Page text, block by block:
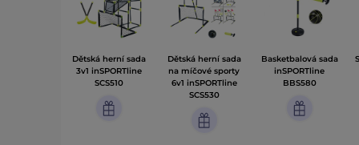
Dětská herní sada
3v1 inSPORTline
SCS510
Dětská herní sada
na míčové sporty
6v1 inSPORTline
SCS530
Basketbalová sada
inSPORTline
BBS580